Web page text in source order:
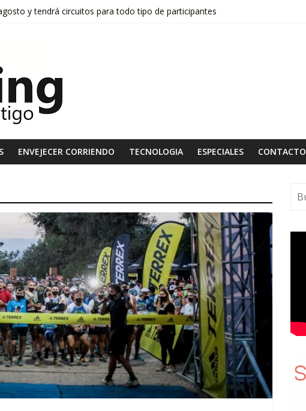
y tendrá circuitos para todo tipo de participantes
de la 4° edición del ASICS Golden Run
el invierno y suma cada vez más adeptos
Trail Running Santa Martina», el próximo domingo 13 de septiembre
ENVEJECER CORRIENDO TECNOLOGIA ESPECIALES CONTACTO